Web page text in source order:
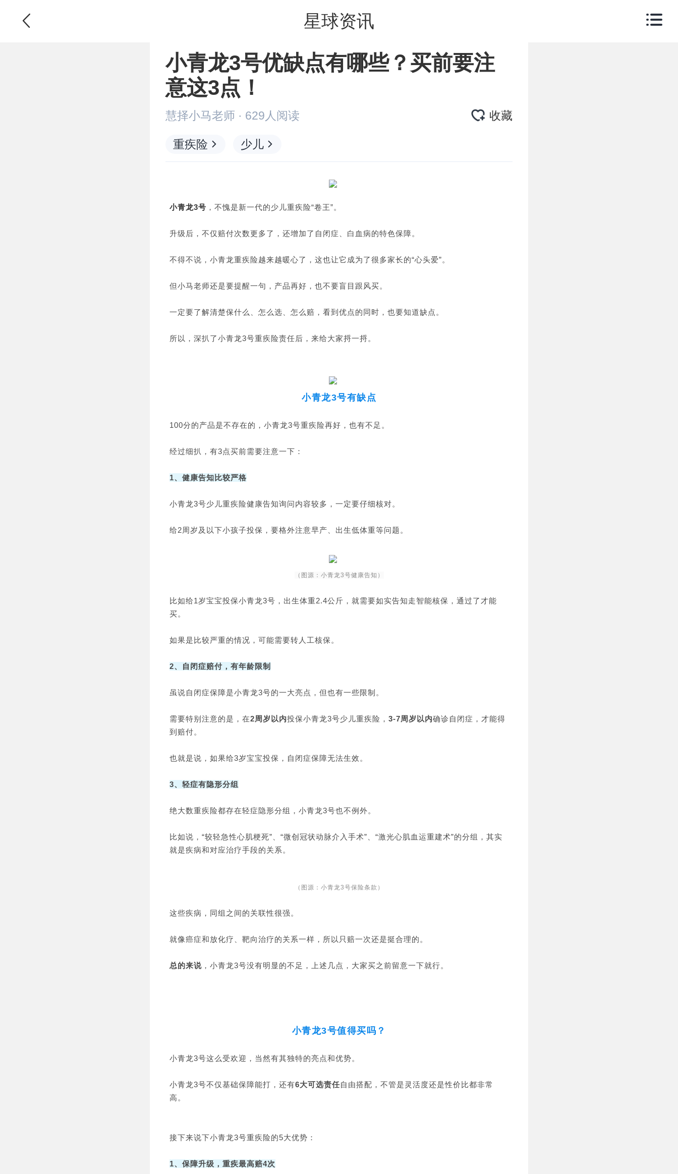
 星球资讯
小青龙3号优缺点有哪些？买前要注
意这3点！
慧择小马老师 · 629 人阅读 收藏
重疾险 少儿
小青龙3号 ，不愧是新一代的少儿重疾险“卷王”。
升级后，不仅赔付次数更多了，还增加了自闭症、白血病的特色保障。
不得不说，小青龙重疾险越来越暖心了，这也让它成为了很多家长的“心头爱”。
但小马老师还是要提醒一句，产品再好，也不要盲目跟风买。
一定要了解清楚保什么、怎么选、怎么赔，看到优点的同时，也要知道缺点。
所以，深扒了小青龙3号重疾险责任后，来给大家捋一捋。
小青龙3号有缺点
100分的产品是不存在的，小青龙3号重疾险再好，也有不足。
经过细扒，有3点买前需要注意一下：
1、健康告知比较严格
小青龙3号少儿重疾险健康告知询问内容较多，一定要仔细核对。
给2周岁及以下小孩子投保，要格外注意早产、出生低体重等问题。
（图源：小青龙3号健康告知）
比如给1岁宝宝投保小青龙3号，出生体重2.4公斤，就需要如实告知走智能核保，通过了才能
买。
如果是比较严重的情况，可能需要转人工核保。
2、自闭症赔付，有年龄限制
虽说自闭症保障是小青龙3号的一大亮点，但也有一些限制。
需要特别注意的是，在2周岁以内投保小青龙3号少儿重疾险， 3-7周岁以内确诊自闭症，才能得
到赔付。
也就是说，如果给3岁宝宝投保，自闭症保障无法生效。
3、轻症有隐形分组
绝大数重疾险都存在轻症隐形分组，小青龙3号也不例外。
比如说，“较轻急性心肌梗死”、“微创冠状动脉介入手术”、“激光心肌血运重建术”的分组，其实
就是疾病和对应治疗手段的关系。
（图源：小青龙3号保险条款）
这些疾病，同组之间的关联性很强。
就像癌症和放化疗、靶向治疗的关系一样，所以只赔一次还是挺合理的。
总的来说，小青龙3号没有明显的不足，上述几点，大家买之前留意一下就行。
小青龙3号值得买吗？
小青龙3号这么受欢迎，当然有其独特的亮点和优势。
小青龙3号不仅基础保障能打，还有6大可选责任自由搭配，不管是灵活度还是性价比都非常
高。
接下来说下小青龙3号重疾险的5大优势：
1、保障升级，重疾最高赔4次